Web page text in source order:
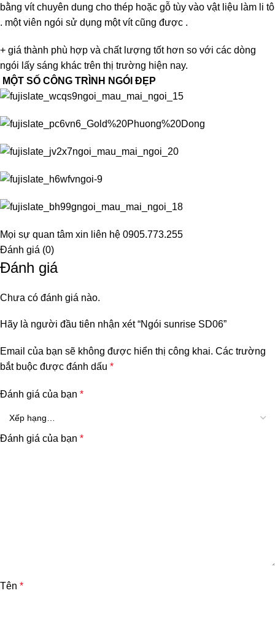
bằng vít chuyên dung cho thép hoặc gỗ tùy vào vật liệu làm li tô
. một viên ngói sử dụng một vít cũng được .
+ giá thành phù hợp và chất lượng tốt hơn so với các dòng
ngói lấy sáng khác trên thị trường hiện nay.
MỘT SỐ CÔNG TRÌNH NGÓI ĐẸP
Mọi sự quan tâm xin liên hệ 0905.773.255
Đánh giá (0)
Đánh giá
Chưa có đánh giá nào.
Hãy là người đầu tiên nhận xét “Ngói sunrise SD06”
Email của bạn sẽ không được hiển thị công khai. Các trường
bắt buộc được đánh dấu *
Đánh giá của bạn *
Đánh giá của bạn *
Tên *